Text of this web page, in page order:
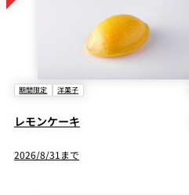
期間限定 洋菓子
レモンケーキ
2026/8/31まで